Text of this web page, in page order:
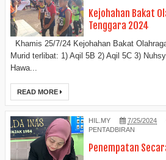
Kejohahan Bakat
Tenggara 2024
Khamis 25/7/24 Kejohahan Bakat
Murid terlibat: 1) Aqil 5B 2) Aqil 5C 3)
Hawa...
READ MORE
HIL.MY 7/25/2024
PENTADBIRAN
Penempatan